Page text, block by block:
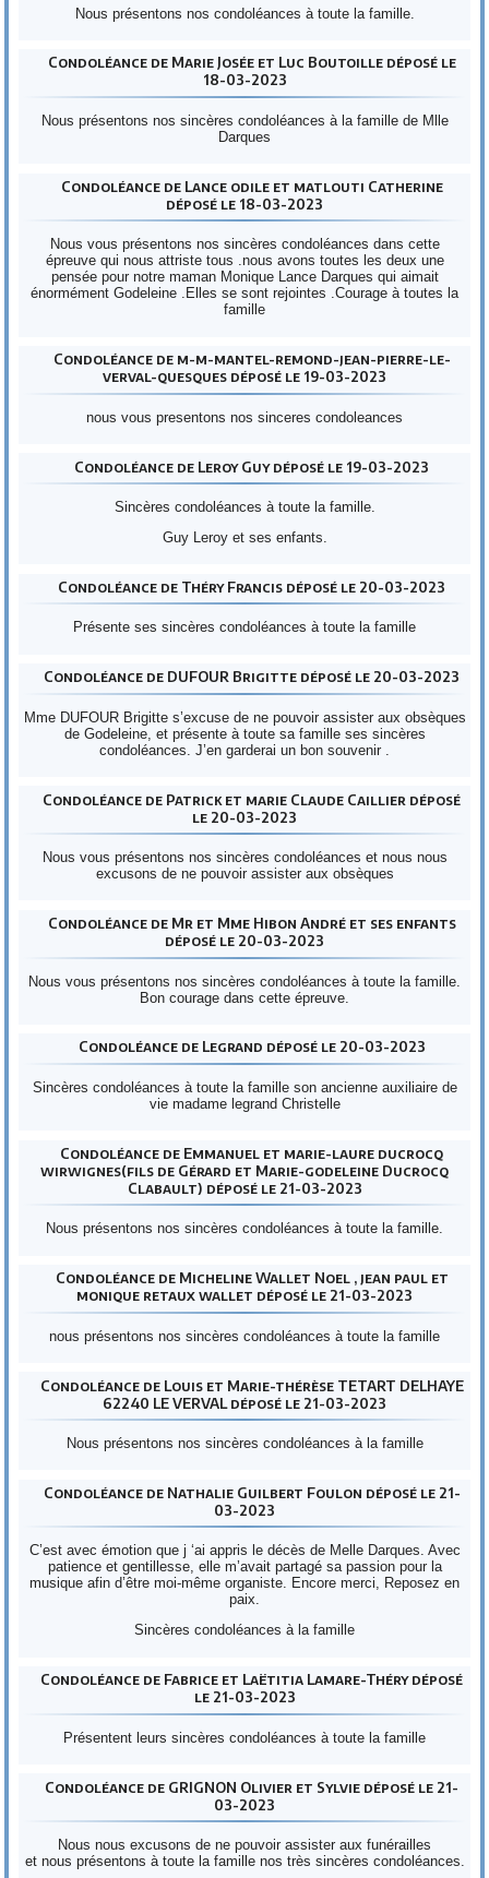
Nous présentons nos condoléances à toute la famille.
Condoléance de Marie Josée et Luc Boutoille déposé le
18-03-2023
Nous présentons nos sincères condoléances à la famille de Mlle
Darques
Condoléance de Lance odile et matlouti Catherine
déposé le 18-03-2023
Nous vous présentons nos sincères condoléances dans cette
épreuve qui nous attriste tous .nous avons toutes les deux une
pensée pour notre maman Monique Lance Darques qui aimait
énormément Godeleine .Elles se sont rejointes .Courage à toutes la
famille
Condoléance de m-m-mantel-remond-jean-pierre-le-
verval-quesques déposé le 19-03-2023
nous vous presentons nos sinceres condoleances
Condoléance de Leroy Guy déposé le 19-03-2023
Sincères condoléances à toute la famille.
Guy Leroy et ses enfants.
Condoléance de Théry Francis déposé le 20-03-2023
Présente ses sincères condoléances à toute la famille
Condoléance de DUFOUR Brigitte déposé le 20-03-2023
Mme DUFOUR Brigitte s’excuse de ne pouvoir assister aux obsèques
de Godeleine, et présente à toute sa famille ses sincères
condoléances. J’en garderai un bon souvenir .
Condoléance de Patrick et marie Claude Caillier déposé
le 20-03-2023
Nous vous présentons nos sincères condoléances et nous nous
excusons de ne pouvoir assister aux obsèques
Condoléance de Mr et Mme Hibon André et ses enfants
déposé le 20-03-2023
Nous vous présentons nos sincères condoléances à toute la famille.
Bon courage dans cette épreuve.
Condoléance de Legrand déposé le 20-03-2023
Sincères condoléances à toute la famille son ancienne auxiliaire de
vie madame legrand Christelle
Condoléance de Emmanuel et marie-laure ducrocq
wirwignes(fils de Gérard et Marie-godeleine Ducrocq
Clabault) déposé le 21-03-2023
Nous présentons nos sincères condoléances à toute la famille.
Condoléance de Micheline Wallet Noel , jean paul et
monique retaux wallet déposé le 21-03-2023
nous présentons nos sincères condoléances à toute la famille
Condoléance de Louis et Marie-thérèse TETART DELHAYE
62240 LE VERVAL déposé le 21-03-2023
Nous présentons nos sincères condoléances à la famille
Condoléance de Nathalie Guilbert Foulon déposé le 21-
03-2023
C’est avec émotion que j ‘ai appris le décès de Melle Darques. Avec
patience et gentillesse, elle m’avait partagé sa passion pour la
musique afin d’être moi-même organiste. Encore merci, Reposez en
paix.
Sincères condoléances à la famille
Condoléance de Fabrice et Laëtitia Lamare-Théry déposé
le 21-03-2023
Présentent leurs sincères condoléances à toute la famille
Condoléance de GRIGNON Olivier et Sylvie déposé le 21-
03-2023
Nous nous excusons de ne pouvoir assister aux funérailles
et nous présentons à toute la famille nos très sincères condoléances.